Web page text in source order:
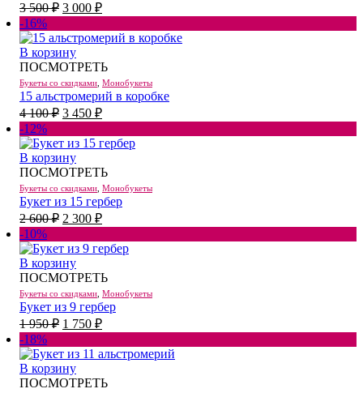
3 500₽ Первоначальная
цена
составляла
3
500 ₽.
3 000 ₽Текущая
цена:
3
-16%
В корзину
ПОСМОТРЕТЬ
Букеты со скидками Монобукеты
15 альстромерий в коробке
4 100₽ Первоначальная
цена
составляла
4
100 ₽.
3 450 ₽Текущая
цена:
3
-12%
В корзину
ПОСМОТРЕТЬ
Букеты со скидками Монобукеты
Букет из 15 гербер
2 600₽ Первоначальная
цена
составляла
2
600 ₽.
2 300 ₽Текущая
цена:
2
-10%
В корзину
ПОСМОТРЕТЬ
Букеты со скидками Монобукеты
Букет из 9 гербер
1 950₽ Первоначальная
цена
составляла
1
950 ₽.
1 750 ₽Текущая
цена:
1
-18%
В корзину
ПОСМОТРЕТЬ